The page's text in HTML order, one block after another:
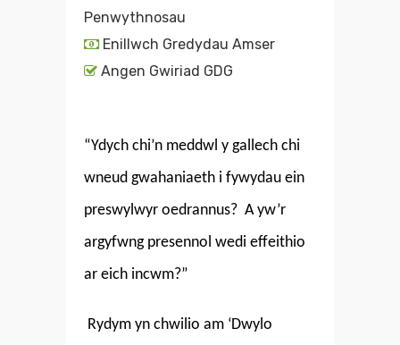
Penwythnosau
Enillwch Gredydau Amser
Angen Gwiriad GDG
“Ydych chi’n meddwl y gallech chi
wneud gwahaniaeth i fywydau ein
preswylwyr oedrannus? A yw’r
argyfwng presennol wedi effeithio
ar eich incwm?”
Rydym yn chwilio am ‘Dwylo